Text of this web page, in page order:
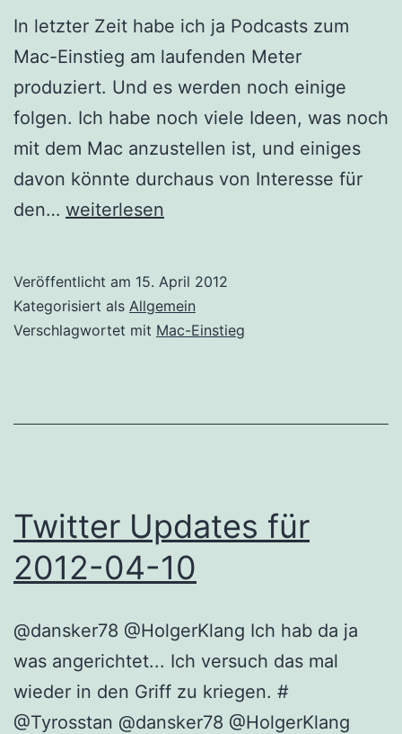
In letzter Zeit habe ich ja Podcasts zum
Mac-Einstieg am laufenden Meter
produziert. Und es werden noch einige
folgen. Ich habe noch viele Ideen, was noch
mit dem Mac anzustellen ist, und einiges
davon könnte durchaus von Interesse für
den… One
Woche
ohne
weiterlesen
Veröffentlicht am 15. April 2012
Kategorisiert als Allgemein
Verschlagwortet mit Mac-Einstieg
Twitter Updates für
2012-04-10
@dansker78 @HolgerKlang Ich hab da ja
was angerichtet... Ich versuch das mal
wieder in den Griff zu kriegen. #
@Tyrosstan @dansker78 @HolgerKlang